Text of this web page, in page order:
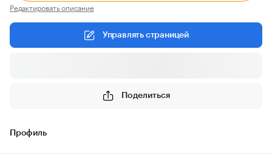
Редактировать описание
Управлять страницей
Поделиться
Профиль